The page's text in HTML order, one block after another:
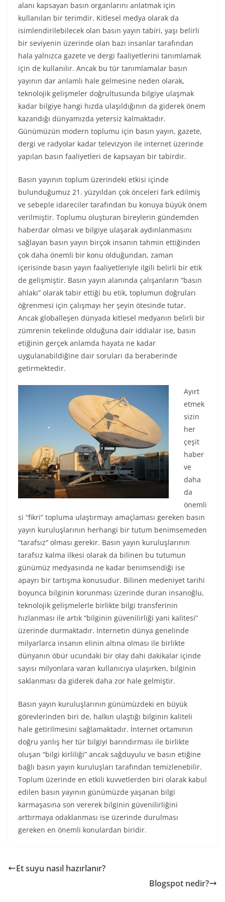
alanı kapsayan basın organlarını anlatmak için
kullanılan bir terimdir. Kitlesel medya olarak da
isimlendirilebilecek olan basın yayın tabiri, yaşı belirli
bir seviyenin üzerinde olan bazı insanlar tarafından
hala yalnızca gazete ve dergi faaliyetlerini tanımlamak
için de kullanılır. Ancak bu tür tanımlamalar basın
yayının dar anlamlı hale gelmesine neden olarak,
teknolojik gelişmeler doğrultusunda bilgiye ulaşmak
kadar bilgiye hangi hızda ulaşıldığının da giderek önem
kazandığı dünyamızda yetersiz kalmaktadır.
Günümüzün modern toplumu için basın yayın, gazete,
dergi ve radyolar kadar televizyon ile internet üzerinde
yapılan basın faaliyetleri de kapsayan bir tabirdir.
Basın yayının toplum üzerindeki etkisi içinde
bulunduğumuz 21. yüzyıldan çok önceleri fark edilmiş
ve sebeple idareciler tarafından bu konuya büyük önem
verilmiştir. Toplumu oluşturan bireylerin gündemden
haberdar olması ve bilgiye ulaşarak aydınlanmasını
sağlayan basın yayın birçok insanın tahmin ettiğinden
çok daha önemli bir konu olduğundan, zaman
içerisinde basın yayın faaliyetleriyle ilgili belirli bir etik
de gelişmiştir. Basın yayın alanında çalışanların “basın
ahlakı” olarak tabir ettiği bu etik, toplumun doğruları
öğrenmesi için çalışmayı her şeyin ötesinde tutar.
Ancak globalleşen dünyada kitlesel medyanın belirli bir
zümrenin tekelinde olduğuna dair iddialar ise, basın
etiğinin gerçek anlamda hayata ne kadar
uygulanabildiğine dair soruları da beraberinde
getirmektedir.
Ayırt
etmek
sizin
her
çeşit
haber
ve
daha
da
önemli
si “fikri” topluma ulaştırmayı amaçlaması gereken basın
yayın kuruluşlarının herhangi bir tutum benimsemeden
“tarafsız” olması gerekir. Basın yayın kuruluşlarının
tarafsız kalma ilkesi olarak da bilinen bu tutumun
günümüz medyasında ne kadar benimsendiği ise
apayrı bir tartışma konusudur. Bilinen medeniyet tarihi
boyunca bilginin korunması üzerinde duran insanoğlu,
teknolojik gelişmelerle birlikte bilgi transferinin
hızlanması ile artık “bilginin güvenilirliği yani kalitesi”
üzerinde durmaktadır. İnternetin dünya genelinde
milyarlarca insanın elinin altına olması ile birlikte
dünyanın öbür ucundaki bir olay dahi dakikalar içinde
sayısı milyonlara varan kullanıcıya ulaşırken, bilginin
saklanması da giderek daha zor hale gelmiştir.
Basın yayın kuruluşlarının günümüzdeki en büyük
görevlerinden biri de, halkın ulaştığı bilginin kaliteli
hale getirilmesini sağlamaktadır. İnternet ortamının
doğru yanlış her tür bilgiyi barındırması ile birlikte
oluşan “bilgi kirliliği” ancak sağduyulu ve basın etiğine
bağlı basın yayın kuruluşları tarafından temizlenebilir.
Toplum üzerinde en etkili kuvvetlerden biri olarak kabul
edilen basın yayının günümüzde yaşanan bilgi
karmaşasına son vererek bilginin güvenilirliğini
arttırmaya odaklanması ise üzerinde durulması
gereken en önemli konulardan biridir.
Et suyu nasıl hazırlanır?
Blogspot nedir?